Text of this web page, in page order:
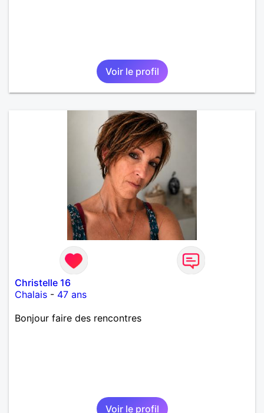
Voir le profil
Christelle 16
Chalais - 47 ans
Bonjour faire des rencontres
Voir le profil